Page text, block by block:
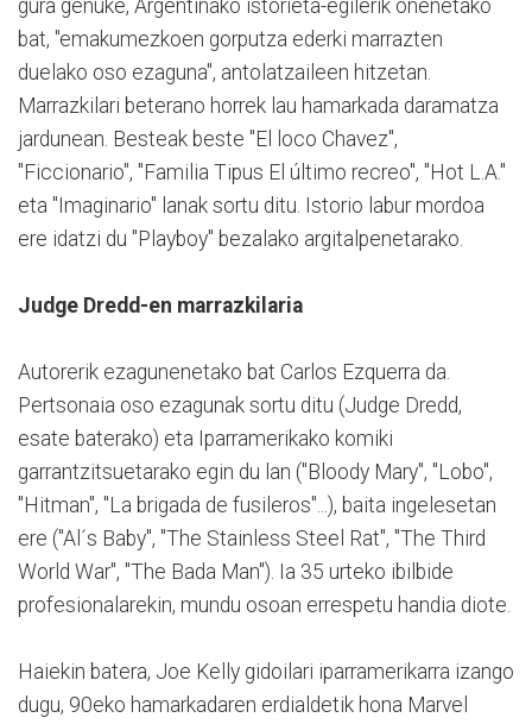
gura genuke, Argentinako istorieta-egilerik onenetako
bat, "emakumezkoen gorputza ederki marrazten
duelako oso ezaguna", antolatzaileen hitzetan.
Marrazkilari beterano horrek lau hamarkada daramatza
jardunean. Besteak beste "El loco Chavez",
"Ficcionario", "Familia Tipus El último recreo", "Hot L.A."
eta "Imaginario" lanak sortu ditu. Istorio labur mordoa
ere idatzi du "Playboy" bezalako argitalpenetarako.
Judge Dredd-en marrazkilaria
Autorerik ezagunenetako bat Carlos Ezquerra da.
Pertsonaia oso ezagunak sortu ditu (Judge Dredd,
esate baterako) eta Iparramerikako komiki
garrantzitsuetarako egin du lan ("Bloody Mary", "Lobo",
"Hitman", "La brigada de fusileros"...), baita ingelesetan
ere ("Al´s Baby", "The Stainless Steel Rat", "The Third
World War", "The Bada Man"). Ia 35 urteko ibilbide
profesionalarekin, mundu osoan errespetu handia diote.
Haiekin batera, Joe Kelly gidoilari iparramerikarra izango
dugu, 90eko hamarkadaren erdialdetik hona Marvel